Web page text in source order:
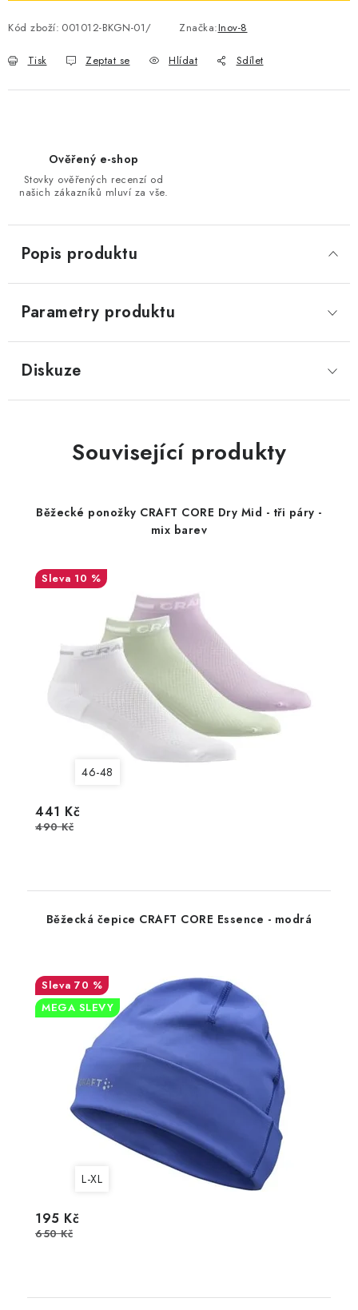
Obchodní podmínky
Velikostní tabulky
Ochrana osobních údajů
Zásady používání souborů cookies
Kód zboží: 001012-BKGN-01/ Značka:Inov-8
Tisk Zeptat se Hlídat Sdílet
Ověřený e-shop
Stovky ověřených recenzí od
našich zákazníků mluví za vše.
Popis produktu
Parametry produktu
Diskuze
Související produkty
Běžecké ponožky CRAFT CORE Dry Mid - tři páry -
mix barev
10 %
46-48
441 Kč
490 Kč
Běžecká čepice CRAFT CORE Essence - modrá
70 %
MEGA SLEVY
L-XL
195 Kč
650 Kč